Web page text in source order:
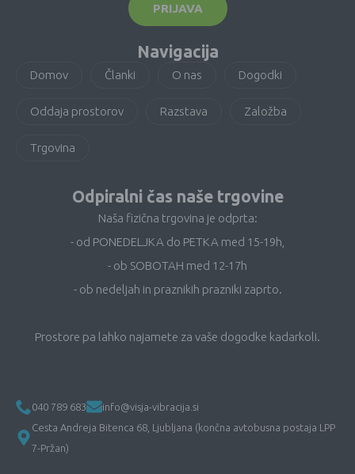
PRIJAVA
Navigacija
Domov Članki O nas Dogodki
Oddaja prostorov Razstava Založba
Trgovina
Odpiralni čas naše trgovine
Naša fizična trgovina je odprta:
- od PONEDELJKA do PETKA med 15-19h,
- ob SOBOTAH med 12-17h
- ob nedeljah in praznikih prazniki zaprto.
Prostore pa lahko najamete za vaše dogodke kadarkoli.
040 789 683
info@visja-vibracija.si
Cesta Andreja Bitenca 68, Ljubljana (končna avtobusna postaja LPP
7-Pržan)